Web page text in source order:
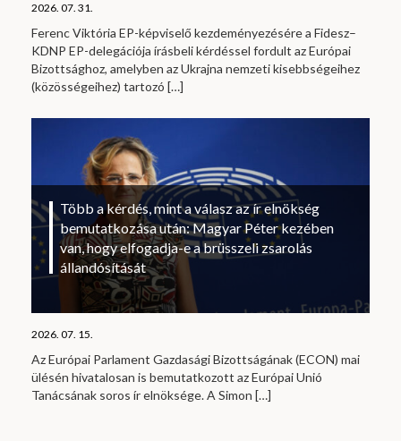
2026. 07. 31.
Ferenc Viktória EP-képviselő kezdeményezésére a Fidesz–
KDNP EP-delegációja írásbeli kérdéssel fordult az Európai
Bizottsághoz, amelyben az Ukrajna nemzeti kisebbségeihez
(közösségeihez) tartozó […]
Több a kérdés, mint a válasz az ír elnökség
bemutatkozása után: Magyar Péter kezében
van, hogy elfogadja-e a brüsszeli zsarolás
állandósítását
2026. 07. 15.
Az Európai Parlament Gazdasági Bizottságának (ECON) mai
ülésén hivatalosan is bemutatkozott az Európai Unió
Tanácsának soros ír elnöksége. A Simon […]